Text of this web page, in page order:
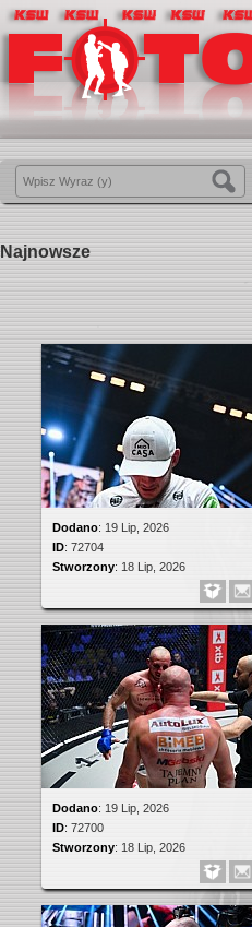
Najnowsze
Dodano: 19 Lip, 2026
ID: 72704
Stworzony: 18 Lip, 2026
Dodano: 19 Lip, 2026
ID: 72700
Stworzony: 18 Lip, 2026